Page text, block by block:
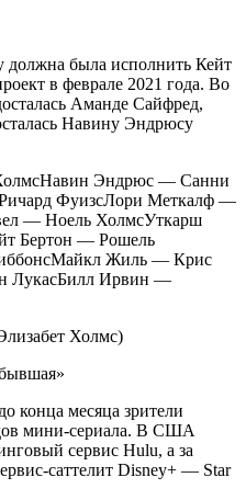
должна была исполнить Кейт
в феврале 2021 года. Во
Аманде Сайфред,
Навину Эндрюсу
Эндрюс — Санни
ФуизсЛори Меткалф —
— Ноель ХолмсУткарш
Бертон — Рошель
Жиль — Крис
ЛукасБилл Ирвин —
конца месяца зрители
мини-сериала. В США
сервис Hulu, а за
саттелит Disney+ — Star